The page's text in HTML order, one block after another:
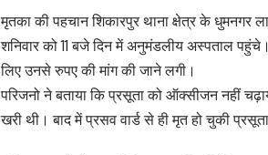
मृतका की पहचान शिकारपुर थाना क्षेत्र के धुमनगर
शनिवार को 11 बजे दिन में अनुमंडलीय अस्पताल
लिए उनसे रुपए की मांग की जाने लगी।
परिजनो ने बताया कि प्रसूता को ऑक्सीजन नहीं
खरी थी। बाद में प्रसव वार्ड से ही मृत हो चुकी